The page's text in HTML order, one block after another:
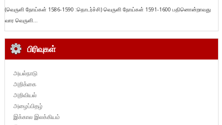
(வெருளி நோய்கள் 1586-1590 :தொடர்ச்சி) வெருளி நோய்கள் 1591-1600 பதினொன்றாவது
வார வெருளி...
பிரிவுகள்
அயல்நாடு
அறிக்கை
அறிவியல்
அழைப்பிதழ்
இக்கால இலக்கியம்